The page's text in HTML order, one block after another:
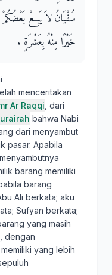
سُفْيَانُ لاَ يَبِعْ
خَيْرًا مِنْهُ بِعَشْرَةٍ ‏.‏
menceritakan
Ar Raqqi , dari
bahwa Nabi
dari menyambut
pasar. Apabila
barang memiliki
barang
Ali berkata; aku
Sufyan berkata;
yang masih
dengan
yang lebih